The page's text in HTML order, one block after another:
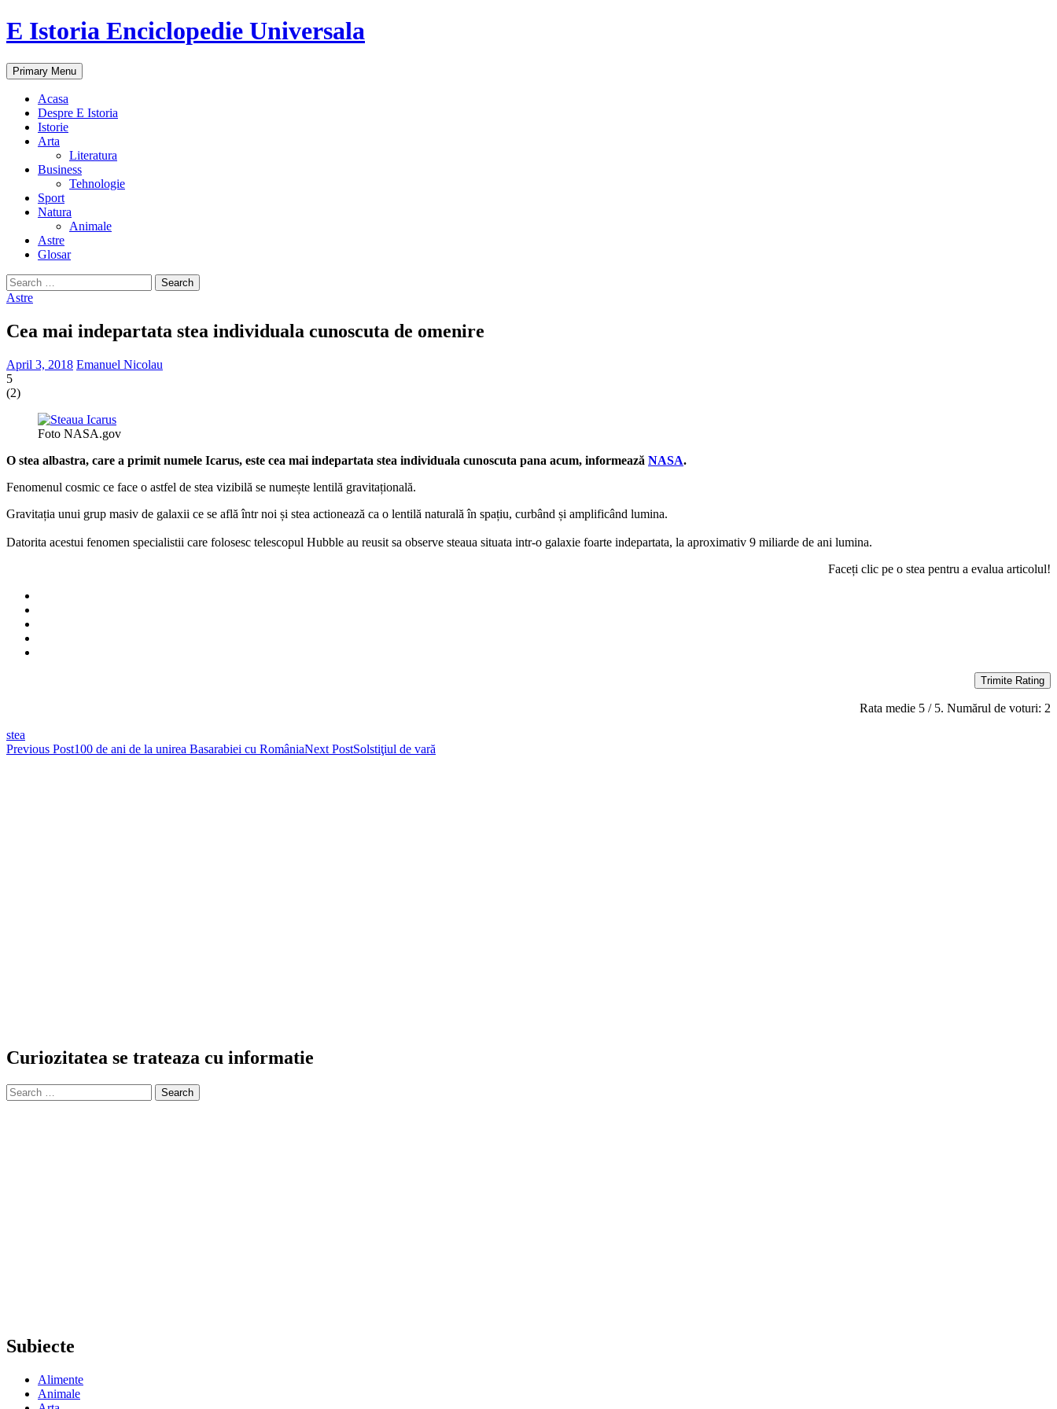
E Istoria Enciclopedie Universala
Search
Primary Menu Skip
to
Acasa
Despre E Istoria
Istorie
Arta
Literatura
Business
Tehnologie
Sport
Natura
Animale
Astre
Glosar
Search
for:
Astre
Cea mai indepartata stea individuala cunoscuta de omenire
April 3, 2018 Emanuel Nicolau
5
(2)
Foto NASA.gov
O stea albastra, care a primit numele Icarus, este cea mai indepartata stea individuala cunoscuta pana acum, informează NASA.
Fenomenul cosmic ce face o astfel de stea vizibilă se numește lentilă gravitațională.
Gravitația unui grup masiv de galaxii ce se află într noi și stea actionează ca o lentilă naturală în spațiu, curbând și amplificând lumina.
Datorita acestui fenomen specialistii care folosesc telescopul Hubble au reusit sa observe steaua situata intr-o galaxie foarte indepartata, la aproximativ 9 miliarde de ani lumina.
Faceți clic pe o stea pentru a evalua articolul!
Trimite Rating
Rata medie 5 / 5. Numărul de voturi: 2
stea
Post
Previous Post100 de ani de la unirea Basarabiei cu RomâniaNext PostSolstiţiul de vară
Curiozitatea se trateaza cu informatie
Search
for:
Subiecte
Alimente
Animale